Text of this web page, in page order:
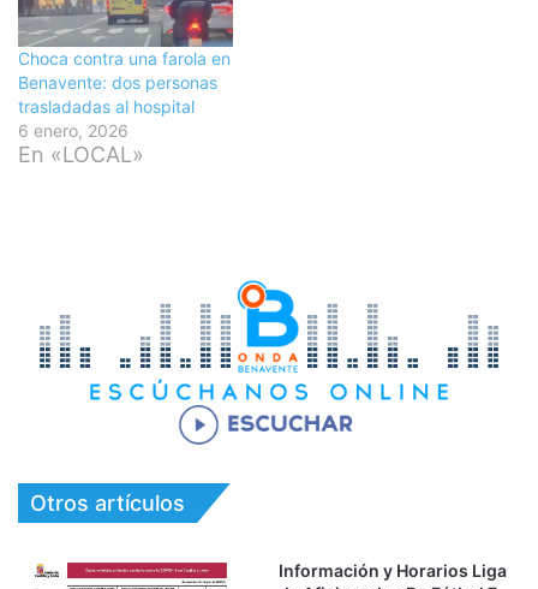
Choca contra una farola en
Benavente: dos personas
trasladadas al hospital
6 enero, 2026
En «LOCAL»
Otros artículos
Información y Horarios Liga